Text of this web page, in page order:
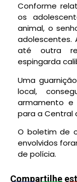
Conforme
os
animal, o
adolescentes.
até outra
espingarda
Uma
local,
armamento e
para a Central
O boletim de
envolvidos
de polícia.
Compartilhe